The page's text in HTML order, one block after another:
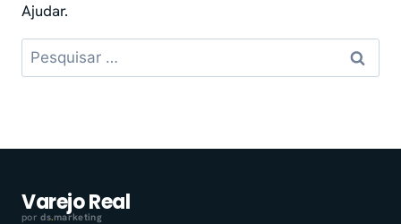
Ajudar.
Pesquisar
por:
Varejo Real
pords.marketing